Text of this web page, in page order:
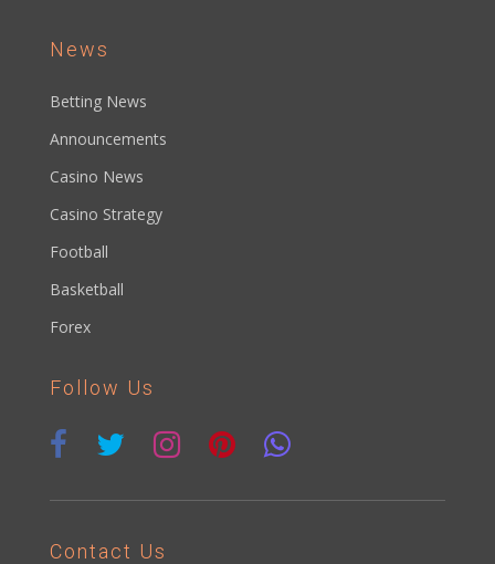
News
Betting News
Announcements
Casino News
Casino Strategy
Football
Basketball
Forex
Follow Us
Contact Us